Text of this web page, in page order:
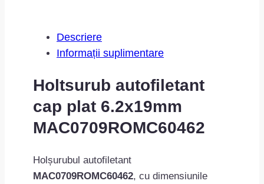
Descriere
Informații suplimentare
Holtsurub autofiletant
cap plat 6.2x19mm
MAC0709ROMC60462
Holșurubul autofiletant
MAC0709ROMC60462, cu dimensiunile